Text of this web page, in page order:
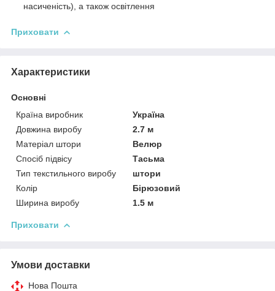
насиченість), а також освітлення
Приховати
Характеристики
Основні
Країна виробник
Україна
Довжина виробу
2.7 м
Матеріал штори
Велюр
Спосіб підвісу
Тасьма
Тип текстильного виробу
штори
Колір
Бірюзовий
Ширина виробу
1.5 м
Приховати
Умови доставки
Нова Пошта